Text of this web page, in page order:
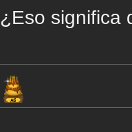
¿Eso significa